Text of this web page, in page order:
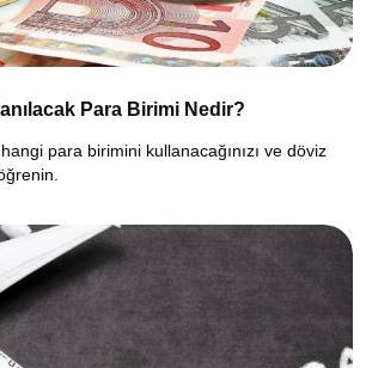
Para Birimi Nedir?
para birimini kullanacağınızı ve döviz